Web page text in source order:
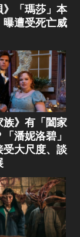
》「瑪莎」本
曝遭受死亡威
族》有「闔家
潘妮洛碧」
受大尺度、談